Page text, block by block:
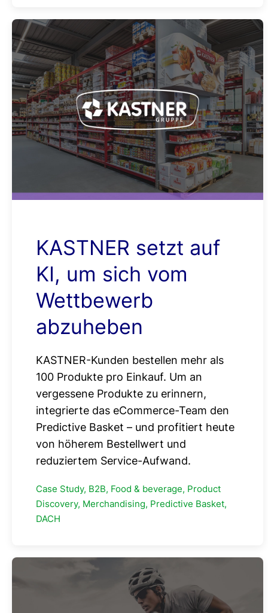
KASTNER setzt auf
KI, um sich vom
Wettbewerb
abzuheben
KASTNER-Kunden bestellen mehr als
100 Produkte pro Einkauf. Um an
vergessene Produkte zu erinnern,
integrierte das eCommerce-Team den
Predictive Basket – und profitiert heute
von höherem Bestellwert und
reduziertem Service-Aufwand.
Case Study, B2B, Food & beverage, Product
Discovery, Merchandising, Predictive Basket,
DACH